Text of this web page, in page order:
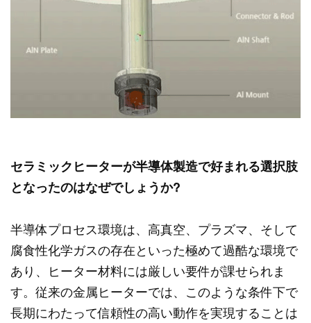
セラミックヒーターが半導体製造で好まれる選択肢
となったのはなぜでしょうか?
半導体プロセス環境は、高真空、プラズマ、そして
腐食性化学ガスの存在といった極めて過酷な環境で
あり、ヒーター材料には厳しい要件が課せられま
す。従来の金属ヒーターでは、このような条件下で
長期にわたって信頼性の高い動作を実現することは